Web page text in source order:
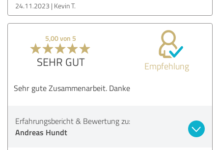
24.11.2023 Kevin T.
5,00 von 5
SEHR GUT Empfehlung
Sehr gute Zusammenarbeit. Danke
Erfahrungsbericht & Bewertung zu:
Andreas Hundt